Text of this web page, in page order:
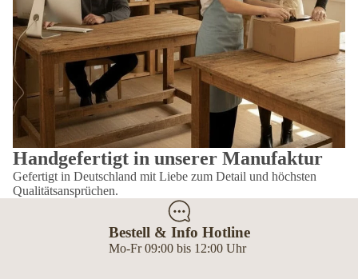
Handgefertigt in unserer Manufaktur
Gefertigt in Deutschland mit Liebe zum Detail und höchsten
Qualitätsansprüchen.
Bestell & Info Hotline
Mo-Fr 09:00 bis 12:00 Uhr